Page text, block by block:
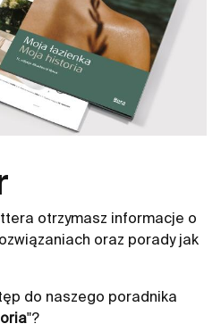
otrzymasz informacje o
oraz porady jak
do naszego poradnika
"?